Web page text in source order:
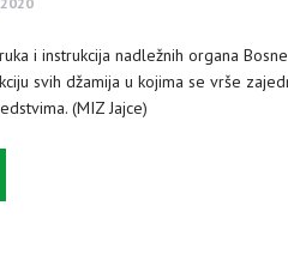
i instrukcija nadležnih organa
svih džamija u kojima se vrše
(MIZ Jajce)